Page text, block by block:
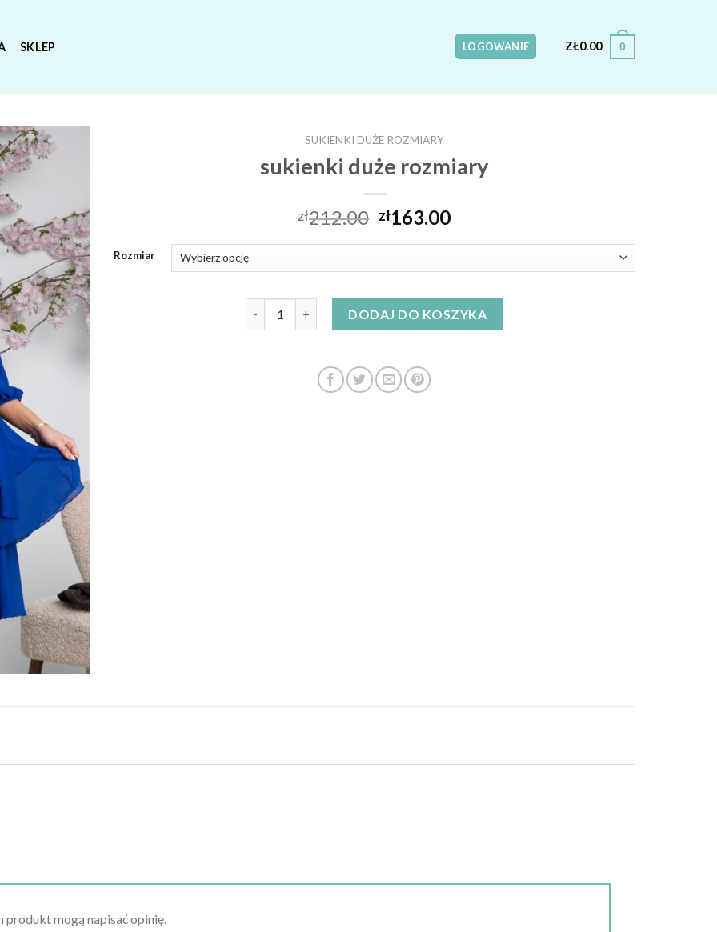
SKLEP LOGOWANIE ZŁ0.00 0
SUKIENKI DUŻE ROZMIARY
sukienki duże rozmiary
zł212.00 zł163.00
Rozmiar
DODAJ DO KOSZYKA
mogą napisać opinię.